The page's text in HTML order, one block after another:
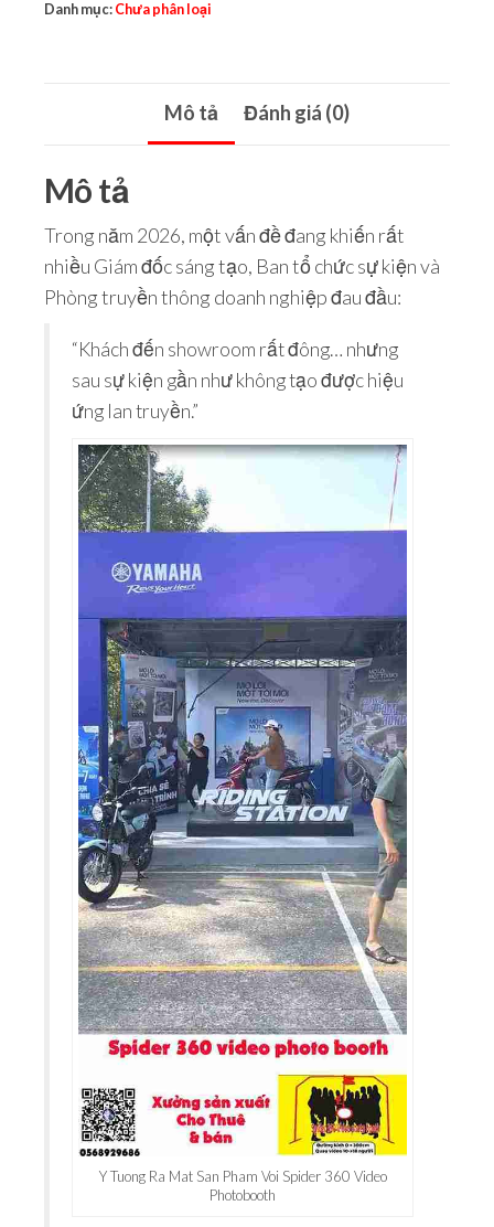
Danh mục: Chưa phân loại
Mô tả Đánh giá (0)
Mô tả
Trong năm 2026, một vấn đề đang khiến rất
nhiều Giám đốc sáng tạo, Ban tổ chức sự kiện và
Phòng truyền thông doanh nghiệp đau đầu:
“Khách đến showroom rất đông… nhưng
sau sự kiện gần như không tạo được hiệu
ứng lan truyền.”
Y Tuong Ra Mat San Pham Voi Spider 360 Video
Photobooth